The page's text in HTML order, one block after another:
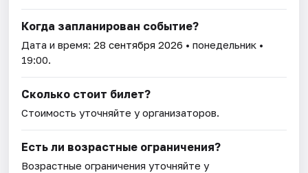
Когда запланирован событие?
Дата и время:28 сентября 2026 • понедельник •
19:00.
Сколько стоит билет?
Стоимость уточняйте у организаторов.
Есть ли возрастные ограничения?
Возрастные ограничения уточняйте у